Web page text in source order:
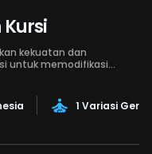
kekuatan dan
untuk memodifikasi
1 Variasi